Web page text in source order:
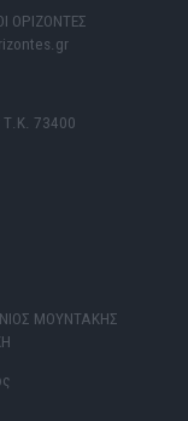
ΟΡΙΖΟΝΤΕΣ
73400
ΜΟΥΝΤΑΚΗΣ